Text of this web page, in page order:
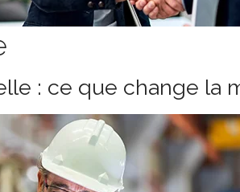
: ce que change la